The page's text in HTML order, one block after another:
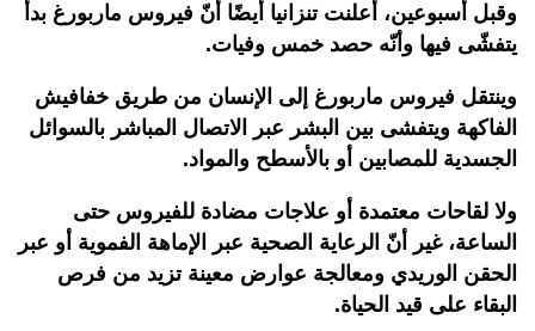
وقبل أسبوعين، أعلنت تنزانيا أيضًا أنّ فيروس ماربورغ بدأ
يتفشّى فيها وأنّه حصد خمس وفيات.
وينتقل فيروس ماربورغ إلى الإنسان من طريق خفافيش
الفاكهة ويتفشى بين البشر عبر الاتصال المباشر بالسوائل
الجسدية للمصابين أو بالأسطح والمواد.
ولا لقاحات معتمدة أو علاجات مضادة للفيروس حتى
الساعة، غير أنّ الرعاية الصحية عبر الإماهة الفموية أو عبر
الحقن الوريدي ومعالجة عوارض معينة تزيد من فرص
البقاء على قيد الحياة.